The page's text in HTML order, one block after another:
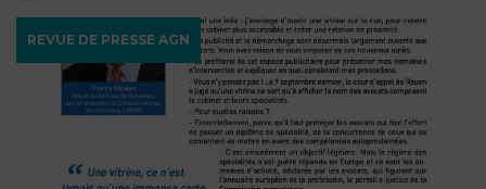
REVUE DE PRESSE AGN